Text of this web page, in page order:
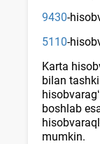
9430-
5110-
Karta
bilan
boshlab
mumkin.